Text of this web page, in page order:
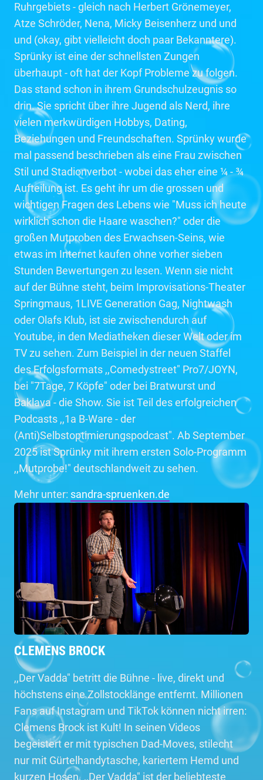
Ruhrgebiets - gleich nach Herbert Grönemeyer,
Atze Schröder, Nena, Micky Beisenherz und und
und (okay, gibt vielleicht doch paar Bekanntere).
Sprünky ist eine der schnellsten Zungen
überhaupt - oft hat der Kopf Probleme zu folgen.
Das stand schon in ihrem Grundschulzeugnis so
drin. Sie spricht über ihre Jugend als Nerd, ihre
vielen merkwürdigen Hobbys, Dating,
Beziehungen und Freundschaften. Sprünky wurde
mal passend beschrieben als eine Frau zwischen
Stil und Stadionverbot - wobei das eher eine ¼ - ¾
Aufteilung ist. Es geht ihr um die grossen und
wichtigen Fragen des Lebens wie "Muss ich heute
wirklich schon die Haare waschen?" oder die
großen Mutproben des Erwachsen-Seins, wie
etwas im Internet kaufen ohne vorher sieben
Stunden Bewertungen zu lesen. Wenn sie nicht
auf der Bühne steht, beim Improvisations-Theater
Springmaus, 1LIVE Generation Gag, Nightwash
oder Olafs Klub, ist sie zwischendurch auf
Youtube, in den Mediatheken dieser Welt oder im
TV zu sehen. Zum Beispiel in der neuen Staffel
des Erfolgsformats ,,Comedystreet" Pro7/JOYN,
bei "7Tage, 7 Köpfe" oder bei Bratwurst und
Baklava - die Show. Sie ist Teil des erfolgreichen
Podcasts ,,1a B-Ware - der
(Anti)Selbstoptimierungspodcast". Ab September
2025 ist Sprünky mit ihrem ersten Solo-Programm
,,Mutprobe!" deutschlandweit zu sehen.
Mehr unter: sandra-spruenken.de
CLEMENS BROCK
,,Der Vadda" betritt die Bühne - live, direkt und
höchstens eine Zollstocklänge entfernt. Millionen
Fans auf Instagram und TikTok können nicht irren:
Clemens Brock ist Kult! In seinen Videos
begeistert er mit typischen Dad-Moves, stilecht
nur mit Gürtelhandytasche, kariertem Hemd und
kurzen Hosen. ,,Der Vadda" ist der beliebteste